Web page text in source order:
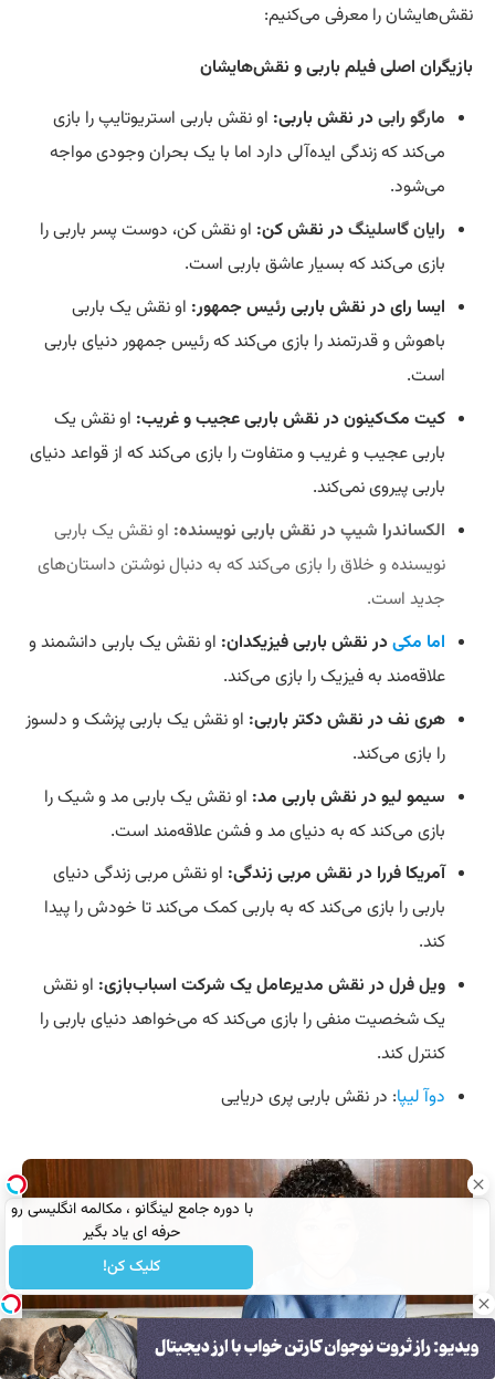
با دوره جامع لینگانو ، مکالمه انگلیسی رو
حرفه ای یاد بگیر
کلیک کن!
نقش‌هایشان را معرفی می‌کنیم:
بازیگران اصلی فیلم باربی و نقش‌هایشان
مارگو رابیدر نقش باربی: او نقش باربی استریوتایپ را بازی
می‌کند که زندگی ایده‌آلی دارد اما با یک بحران وجودی مواجه
می‌شود.
رایان گاسلینگدر نقش کن: او نقش کن، دوست پسر باربی را
بازی می‌کند که بسیار عاشق باربی است.
ایسا رای در نقش باربی رئیس جمهور: او نقش یک باربی
باهوش و قدرتمند را بازی می‌کند که رئیس جمهور دنیای باربی
است.
کیت مک‌کینون در نقش باربی عجیب و غریب: او نقش یک
باربی عجیب و غریب و متفاوت را بازی می‌کند که از قواعد دنیای
باربی پیروی نمی‌کند.
الکساندرا شیپ در نقش باربی نویسنده: او نقش یک باربی
نویسنده و خلاق را بازی می‌کند که به دنبال نوشتن داستان‌های
جدید است.
اما مکیدر نقش باربی فیزیکدان: او نقش یک باربی دانشمند و
علاقه‌مند به فیزیک را بازی می‌کند.
هری نف در نقش دکتر باربی: او نقش یک باربی پزشک و دلسوز
را بازی می‌کند.
سیمو لیو در نقش باربی مد: او نقش یک باربی مد و شیک را
بازی می‌کند که به دنیای مد و فشن علاقه‌مند است.
آمریکا فررا در نقش مربی زندگی: او نقش مربی زندگی دنیای
باربی را بازی می‌کند که به باربی کمک می‌کند تا خودش را پیدا
کند.
ویل فرل در نقش مدیرعامل یک شرکت اسباب‌بازی: او نقش
یک شخصیت منفی را بازی می‌کند که می‌خواهد دنیای باربی را
کنترل کند.
دوآ لیپا: در نقش باربی پری دریایی